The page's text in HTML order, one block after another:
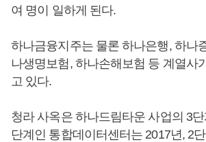
여 명이 일하게 된다.
하나금융지주는 물론 하나은행, 하나
나생명보험, 하나손해보험 등 계열사
고 있다.
청라 사옥은 하나드림타운 사업의 3
단계인 통합데이터센터는 2017년, 2